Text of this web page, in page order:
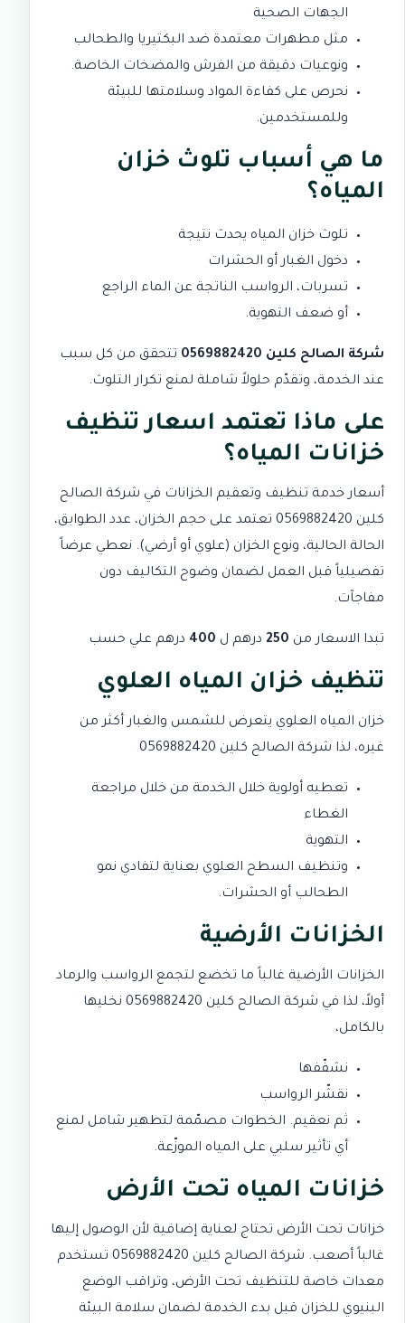
الجهات الصحية
مثل مطهرات معتمدة ضد البكتيريا والطحالب
ونوعيات دقيقة من الفرش والمضخات الخاصة.
نحرص على كفاءة المواد وسلامتها للبيئة
وللمستخدمين.
ما هي أسباب تلوث خزان
المياه؟
تلوث خزان المياه يحدث نتيجة
دخول الغبار أو الحشرات
تسربات، الرواسب الناتجة عن الماء الراجع
أو ضعف التهوية.
شركة الصالح كلين 0569882420
تتحقق من كل سبب
عند الخدمة، وتقدّم حلولاً شاملة لمنع تكرار التلوث.
على ماذا تعتمد اسعار تنظيف
خزانات المياه؟
أسعار خدمة تنظيف وتعقيم الخزانات في شركة الصالح
كلين 0569882420 تعتمد على حجم الخزان، عدد الطوابق،
الحالة الحالية، ونوع الخزان (علوي أو أرضي). نعطي عرضاً
تفصيلياً قبل العمل لضمان وضوح التكاليف دون
مفاجآت.
تبدا الاسعار من 250 درهم ل 400 درهم علي حسب
تنظيف خزان المياه العلوي
خزان المياه العلوي يتعرض للشمس والغبار أكثر من
غيره، لذا شركة الصالح كلين 0569882420
تعطيه أولوية خلال الخدمة من خلال مراجعة
الغطاء
التهوية
وتنظيف السطح العلوي بعناية لتفادي نمو
الطحالب أو الحشرات.
الخزانات الأرضية
الخزانات الأرضية غالباً ما تخضع لتجمع الرواسب والرماد
أولاً، لذا في شركة الصالح كلين 0569882420 نخليها
بالكامل،
نشفّفها
نقشّر الرواسب
ثم نعقيم. الخطوات مصمّمة لتطهير شامل لمنع
أي تأثير سلبي على المياه الموزّعة.
خزانات المياه تحت الأرض
خزانات تحت الأرض تحتاج لعناية إضافية لأن الوصول إليها
غالباً أصعب. شركة الصالح كلين 0569882420 تستخدم
معدات خاصة للتنظيف تحت الأرض، وتراقب الوضع
البنيوي للخزان قبل بدء الخدمة لضمان سلامة البيئة